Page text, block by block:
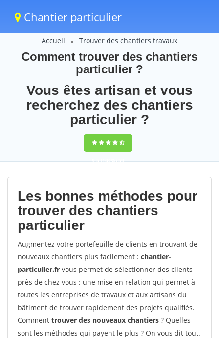
Chantier particulier
Accueil Trouver des chantiers travaux
Comment trouver des chantiers
particulier ?
Vous êtes artisan et vous
recherchez des chantiers
particulier ?
9,5(100%)59
votes
Les bonnes méthodes pour
trouver des chantiers
particulier
Augmentez votre portefeuille de clients en trouvant de
nouveaux chantiers plus facilement : chantier-
particulier.fr vous permet de sélectionner des clients
près de chez vous : une mise en relation qui permet à
toutes les entreprises de travaux et aux artisans du
bâtiment de trouver rapidement des projets qualifiés.
Comment trouver des nouveaux chantiers ? Quelles
sont les méthodes qui payent le plus ? On vous dit tout.